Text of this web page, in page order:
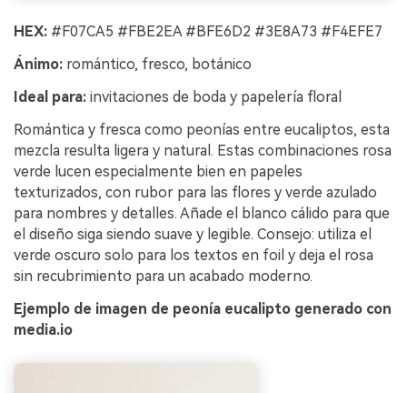
HEX: #F07CA5 #FBE2EA #BFE6D2 #3E8A73 #F4EFE7
Ánimo: romántico, fresco, botánico
Ideal para: invitaciones de boda y papelería floral
Romántica y fresca como peonías entre eucaliptos, esta
mezcla resulta ligera y natural. Estas combinaciones rosa
verde lucen especialmente bien en papeles
texturizados, con rubor para las flores y verde azulado
para nombres y detalles. Añade el blanco cálido para que
el diseño siga siendo suave y legible. Consejo: utiliza el
verde oscuro solo para los textos en foil y deja el rosa
sin recubrimiento para un acabado moderno.
Ejemplo de imagen de peonía eucalipto generado con
media.io